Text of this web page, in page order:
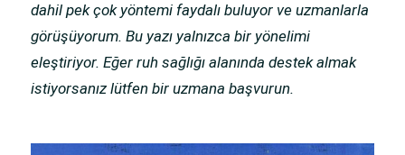
dahil pek çok yöntemi faydalı buluyor ve uzmanlarla
görüşüyorum. Bu yazı yalnızca bir yönelimi
eleştiriyor. Eğer ruh sağlığı alanında destek almak
istiyorsanız lütfen bir uzmana başvurun.